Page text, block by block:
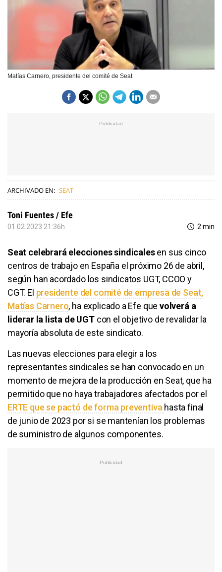
Matías Carnero, presidente del comité de Seat
ARCHIVADO EN: SEAT
Toni Fuentes / Efe
01.02.2023 21:36h 2 min
Seat celebrará elecciones sindicalesen sus cinco
centros de trabajo en España el próximo 26 de abril,
según han acordado los sindicatos UGT, CCOO y
CGT. El presidente del comité de empresa de Seat,
Matías Carnero, ha explicado a Efe que volverá a
liderar la lista de UGTcon el objetivo de revalidar la
mayoría absoluta de este sindicato.
Las nuevas elecciones para elegir a los
representantes sindicales se han convocado en un
momento de mejora de la producción en Seat, que ha
permitido que no haya trabajadores afectados por el
ERTE que se pactó de forma preventiva hasta final
de junio de 2023 por si se mantenían los problemas
de suministro de algunos componentes.